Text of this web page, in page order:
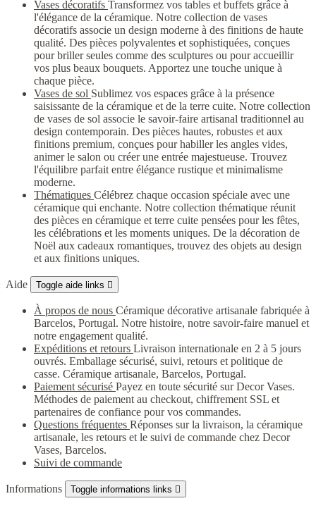
Vases décoratifs Transformez vos tables et buffets grâce à
l'élégance de la céramique. Notre collection de vases
décoratifs associe un design moderne à des finitions de haute
qualité. Des pièces polyvalentes et sophistiquées, conçues
pour briller seules comme des sculptures ou pour accueillir
vos plus beaux bouquets. Apportez une touche unique à
chaque pièce.
Vases de sol Sublimez vos espaces grâce à la présence
saisissante de la céramique et de la terre cuite. Notre collection
de vases de sol associe le savoir-faire artisanal traditionnel au
design contemporain. Des pièces hautes, robustes et aux
finitions premium, conçues pour habiller les angles vides,
animer le salon ou créer une entrée majestueuse. Trouvez
l'équilibre parfait entre élégance rustique et minimalisme
moderne.
Thématiques Célébrez chaque occasion spéciale avec une
céramique qui enchante. Notre collection thématique réunit
des pièces en céramique et terre cuite pensées pour les fêtes,
les célébrations et les moments uniques. De la décoration de
Noël aux cadeaux romantiques, trouvez des objets au design
et aux finitions uniques.
Aide Toggle aide links 
À propos de nous Céramique décorative artisanale fabriquée à
Barcelos, Portugal. Notre histoire, notre savoir-faire manuel et
notre engagement qualité.
Expéditions et retours Livraison internationale en 2 à 5 jours
ouvrés. Emballage sécurisé, suivi, retours et politique de
casse. Céramique artisanale, Barcelos, Portugal.
Paiement sécurisé Payez en toute sécurité sur Decor Vases.
Méthodes de paiement au checkout, chiffrement SSL et
partenaires de confiance pour vos commandes.
Questions fréquentes Réponses sur la livraison, la céramique
artisanale, les retours et le suivi de commande chez Decor
Vases, Barcelos.
Suivi de commande
Informations Toggle informations links 